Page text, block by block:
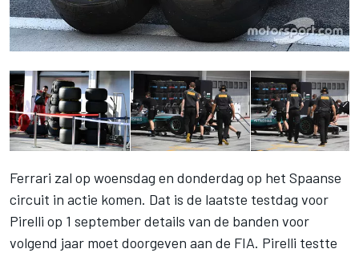
Ferrari zal op woensdag en donderdag op het Spaanse
circuit in actie komen. Dat is de laatste testdag voor
Pirelli op 1 september details van de banden voor
volgend jaar moet doorgeven aan de FIA. Pirelli testte